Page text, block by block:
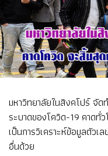
มหาวิทยาลัยในสิงคโปร์ จั
ระบาดของโควิด-19 คาด
เป็นการวิเคราะห์ข้อมูลตัวเ
อื่นด้วย